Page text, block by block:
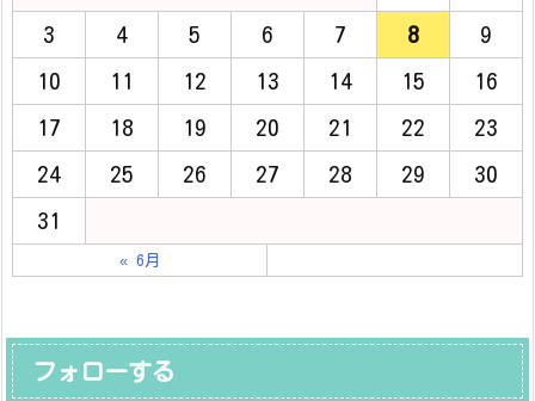
3 4 5 6 7 8 9
10 11 12 13 14 15 16
17 18 19 20 21 22 23
24 25 26 27 28 29 30
31
« 6月
フォローする